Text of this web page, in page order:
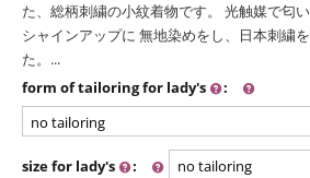
た、総柄刺繍の小紋着物です。 光触媒で匂
シャインアップに 無地染めをし、日本刺繍
た。...
form of tailoring for lady's
:
size for lady's :